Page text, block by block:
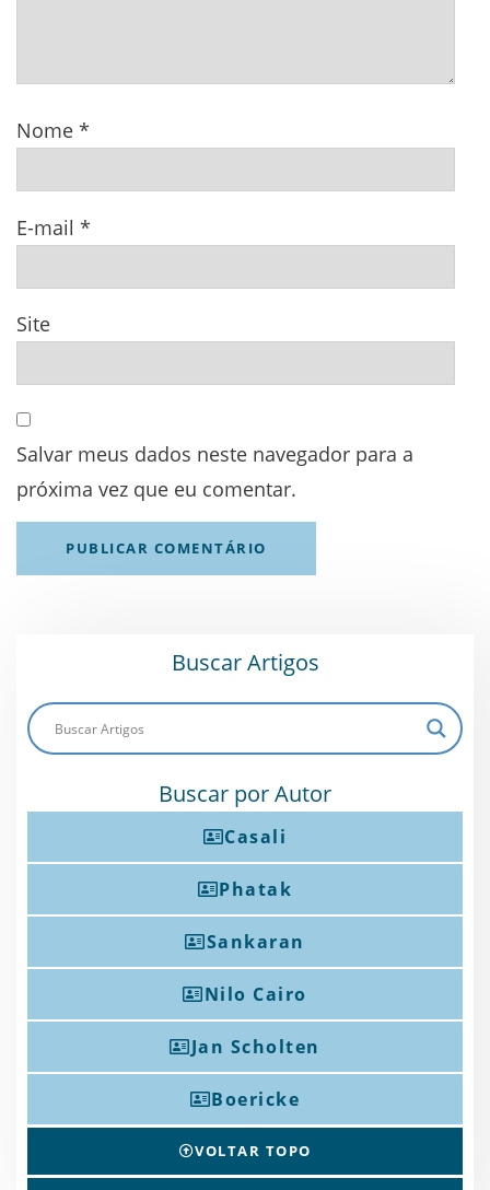
Nome *
E-mail *
Site
Salvar meus dados neste navegador para a
próxima vez que eu comentar.
Buscar Artigos
Buscar por Autor
Casali
Phatak
Sankaran
Nilo Cairo
Jan Scholten
Boericke
VOLTAR TOPO